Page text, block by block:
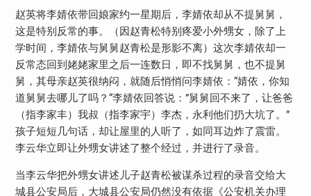
赵英将李婧依带回娘家约一星期后，李婧依却从不提舅舅，
这是特别反常的事。（因赵青松特别疼爱小外甥女，除了上
学时间，李婧依与舅舅赵青松是形影不离）这次李婧依却一
反常态回到姥姥家里之后一连数日，即不找舅舅，也不提舅
舅，其母亲赵英很纳闷，就随后悄悄问李婧依：“婧依，你知
道舅舅去哪儿了吗？“李婧依回答说：”舅舅回不来了，让爸爸
（指李家丰）我叔（指李家宇）李杰，永利他们扔大坑了。”
孩子短短几句话，却让屋里的人听了，如同耳边炸了震雷。
李云华立即让外甥女讲述了整个经过，并进行了录音。
当李云华把外甥女讲述儿子赵青松被谋杀过程的录音交给大
城县公安局后，大城县公安局仍然没有依据《公安机关办理